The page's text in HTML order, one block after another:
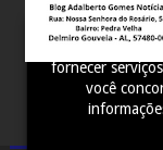
Este site
fornecer
você